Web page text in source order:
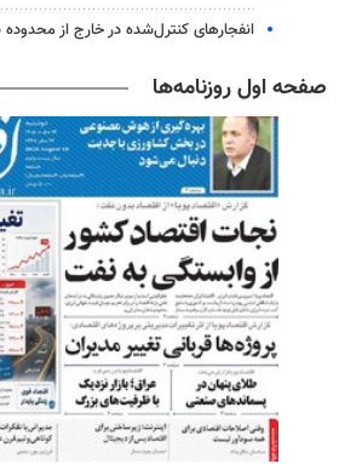
انفجارهای کنترل‌شده در خارج از
صفحه اول روزنامه‌ها